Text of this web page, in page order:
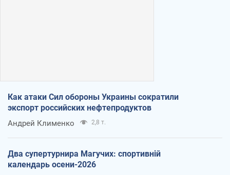
Как атаки Сил обороны Украины сократили
экспорт российских нефтепродуктов
Андрей Клименко 2,8 т.
Два супертурнира Магучих: спортивній
календарь осени-2026